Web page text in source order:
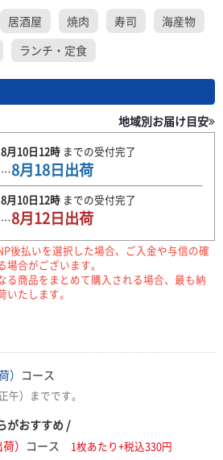
居酒屋 焼肉 寿司
海産物
ランチ・定食
地域別お届け目安
8月10日12時までの受付完了
…8月18日出荷
8月10日12時までの受付完了
…8月12日出荷
後払いを選択した場合、ご入金や与信の確
合がございます。
商品をまとめて購入される場合、最も納
たします。
） コース
）までです。
がおすすめ /
） コース
1枚あたり+税込330円